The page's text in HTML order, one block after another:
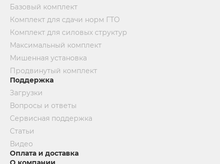
Базовый комплект
Комплект для сдачи норм ГТО
Комплект для силовых структур
Максимальный комплект
Мишенная установка
Продвинутый комплект
Поддержка
Загрузки
Вопросы и ответы
Сервисная поддержка
Статьи
Видео
Оплата и доставка